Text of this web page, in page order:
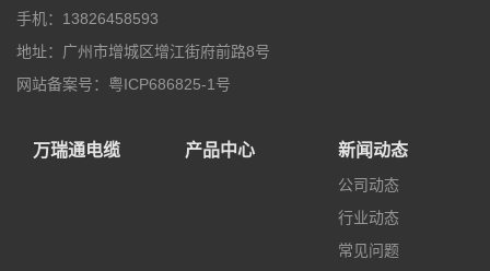
手机：13826458593
地址：广州市增城区增江街府前路8号
网站备案号：粤ICP686825-1号
万瑞通电缆 产品中心 新闻动态
公司动态
行业动态
常见问题